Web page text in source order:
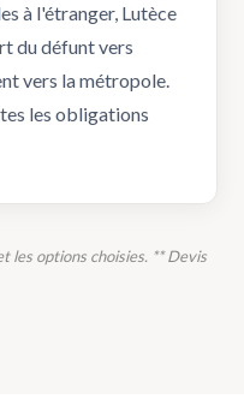
à l'étranger, Lutèce
du défunt vers
vers la métropole.
les obligations
les options choisies. ** Devis